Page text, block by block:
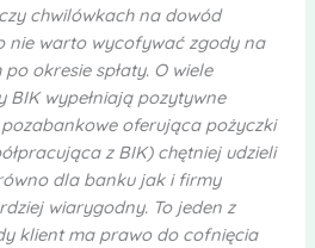
chwilówkach na dowód
nie warto wycofywać zgody na
okresie spłaty. O wiele
BIK wypełniają pozytywne
oferująca pożyczki
z BIK) chętniej udzieli
dla banku jak i firmy
wiarygodny. To jeden z
klient ma prawo do cofnięcia